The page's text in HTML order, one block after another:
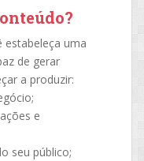
estabeleça uma
de gerar
a produzir:
e
seu público;